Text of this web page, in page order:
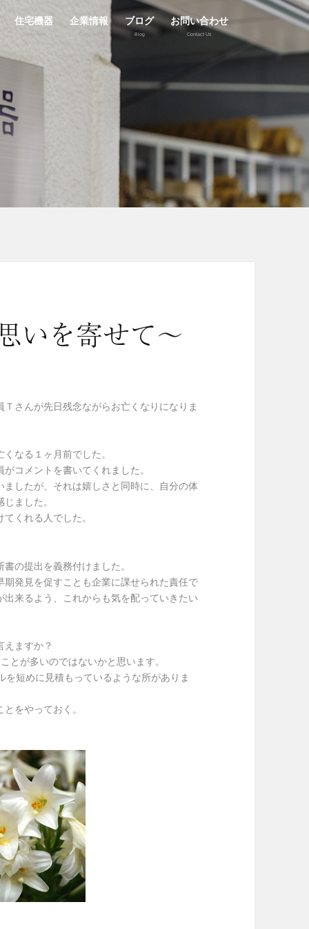
住宅機器 企業情報 ブログ
Blog
お問い合わせ
Contact Us
いを寄せて～
さんが先日残念ながらお亡くなりになりま
なる１ヶ月前でした。
コメントを書いてくれました。
したが、それは嬉しさと同時に、自分の体
ました。
くれる人でした。
の提出を義務付けました。
発見を促すことも企業に課せられた責任で
来るよう、これからも気を配っていきたい
ますか？
とが多いのではないかと思います。
短めに見積もっているような所がありま
をやっておく。